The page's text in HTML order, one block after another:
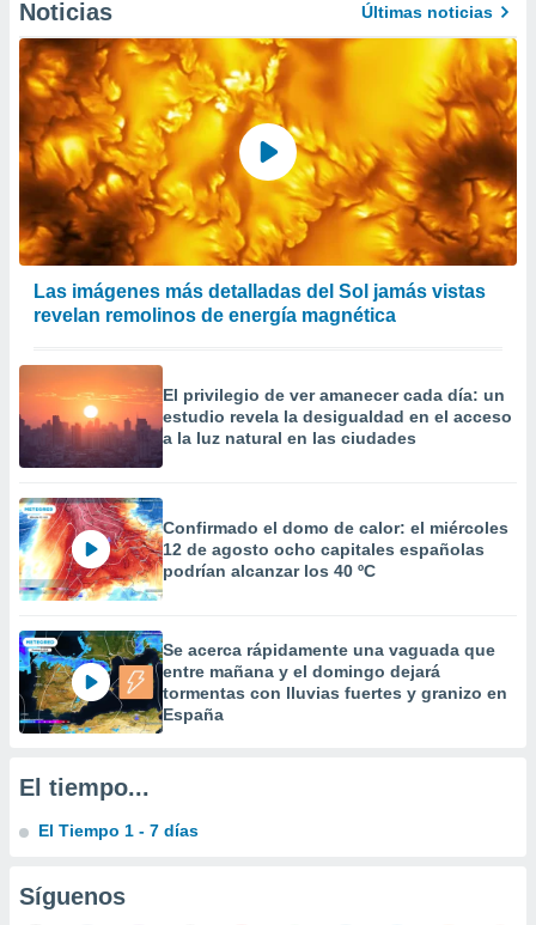
momento
en
en
en
de
o acceder
datos
perfiles
utilizar
crear un
uso de
la
contenido
medir el
de la
del
de
de
Noticias Últimas noticias
Las imágenes más detalladas del Sol jamás vistas
revelan remolinos de energía magnética
El privilegio de ver amanecer cada día: un
estudio revela la desigualdad en el acceso
a la luz natural en las ciudades
Confirmado el domo de calor: el miércoles
12 de agosto ocho capitales españolas
podrían alcanzar los 40 ºC
Se acerca rápidamente una vaguada que
entre mañana y el domingo dejará
tormentas con lluvias fuertes y granizo en
España
El tiempo...
El Tiempo 1 - 7 días
Síguenos